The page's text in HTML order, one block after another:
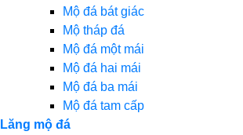
Mộ đá bát giác
Mộ tháp đá
Mộ đá một mái
Mộ đá hai mái
Mộ đá ba mái
Mộ đá tam cấp
Lăng mộ đá